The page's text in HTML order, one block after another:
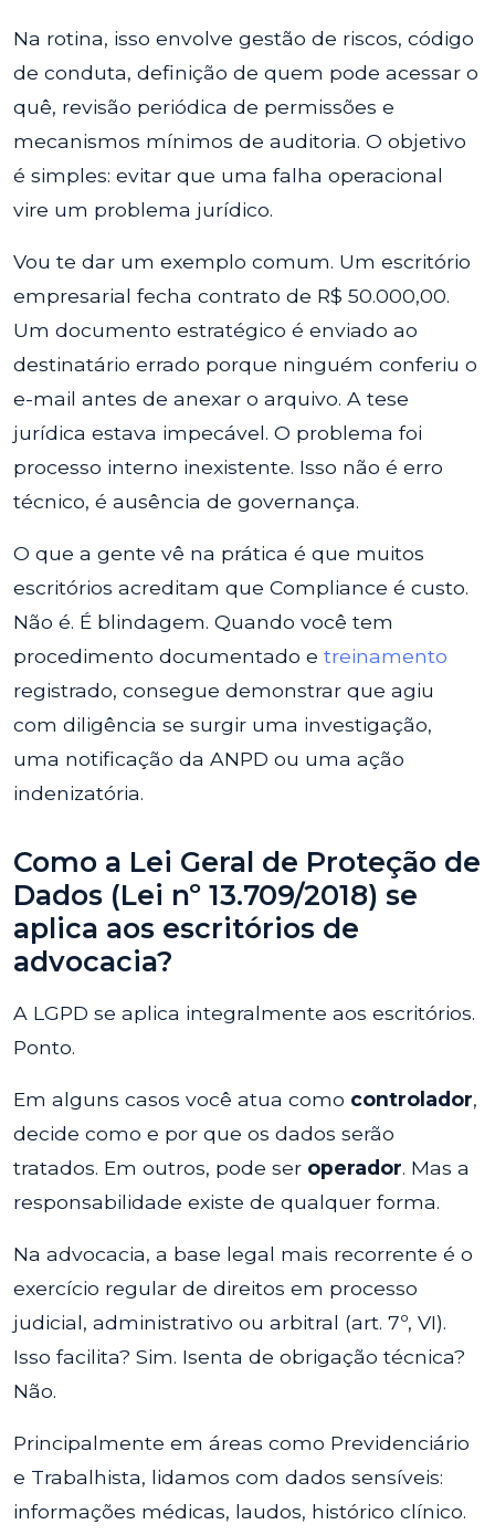
Na rotina, isso envolve gestão de riscos, código
de conduta, definição de quem pode acessar o
quê, revisão periódica de permissões e
mecanismos mínimos de auditoria. O objetivo
é simples: evitar que uma falha operacional
vire um problema jurídico.
Vou te dar um exemplo comum. Um escritório
empresarial fecha contrato de R$ 50.000,00.
Um documento estratégico é enviado ao
destinatário errado porque ninguém conferiu o
e-mail antes de anexar o arquivo. A tese
jurídica estava impecável. O problema foi
processo interno inexistente. Isso não é erro
técnico, é ausência de governança.
O que a gente vê na prática é que muitos
escritórios acreditam que Compliance é custo.
Não é. É blindagem. Quando você tem
procedimento documentado e treinamento
registrado, consegue demonstrar que agiu
com diligência se surgir uma investigação,
uma notificação da ANPD ou uma ação
indenizatória.
Como a Lei Geral de Proteção de
Dados (Lei nº 13.709/2018) se
aplica aos escritórios de
advocacia?
A LGPD se aplica integralmente aos escritórios.
Ponto.
Em alguns casos você atua como controlador,
decide como e por que os dados serão
tratados. Em outros, pode ser operador. Mas a
responsabilidade existe de qualquer forma.
Na advocacia, a base legal mais recorrente é o
exercício regular de direitos em processo
judicial, administrativo ou arbitral (art. 7º, VI).
Isso facilita? Sim. Isenta de obrigação técnica?
Não.
Principalmente em áreas como Previdenciário
e Trabalhista, lidamos com dados sensíveis:
informações médicas, laudos, histórico clínico.